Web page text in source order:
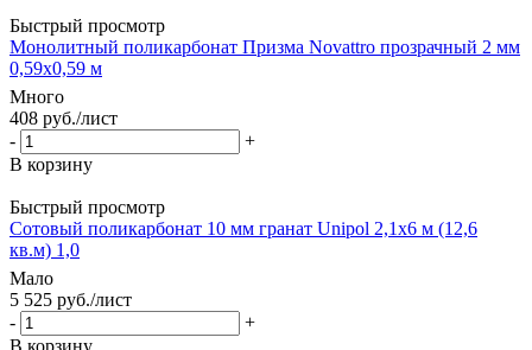
Быстрый просмотр
Монолитный поликарбонат Призма Novattro прозрачный 2 мм
0,59х0,59 м
Много
408 руб./лист
-
+
В корзину
Быстрый просмотр
Сотовый поликарбонат 10 мм гранат Unipol 2,1х6 м (12,6
кв.м) 1,0
Мало
5 525 руб./лист
-
+
В корзину